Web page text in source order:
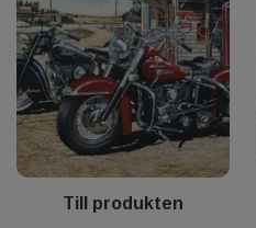
Till produkten